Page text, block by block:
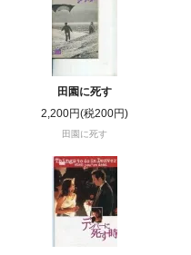
田園に死す
2,200円(税200円)
田園に死す